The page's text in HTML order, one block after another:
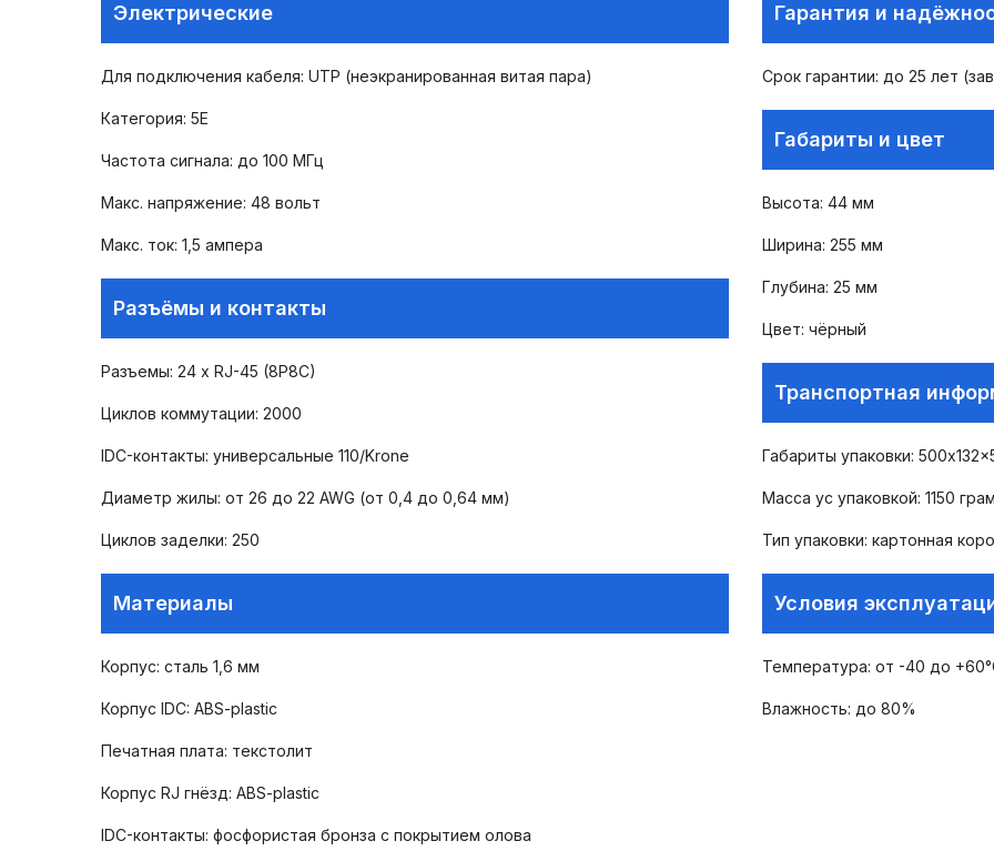
Электрические
Для подключения кабеля: UTP (неэкранированная витая пара)
Категория: 5E
Частота сигнала: до 100 МГц
Макс. напряжение: 48 вольт
Макс. ток: 1,5 ампера
Разъёмы и контакты
Разъемы: 24 x RJ-45 (8P8C)
Циклов коммутации: 2000
IDC-контакты: универсальные 110/Krone
Диаметр жилы: от 26 до 22 AWG (от 0,4 до 0,64 мм)
Циклов заделки: 250
Материалы
Корпус: сталь 1,6 мм
Корпус IDC: ABS-plastic
Печатная плата: текстолит
Корпус RJ гнёзд: ABS-plastic
IDC-контакты: фосфористая бронза с покрытием олова
Гарантия и
Срок гарантии: до 25 лет
Габариты и цвет
Высота: 44 мм
Ширина: 255 мм
Глубина: 25 мм
Цвет: чёрный
Транспортная
Габариты упаковки:
Масса ус упаковкой: 1150
Тип упаковки: картонная
Условия
Температура: от -40 до
Влажность: до 80%